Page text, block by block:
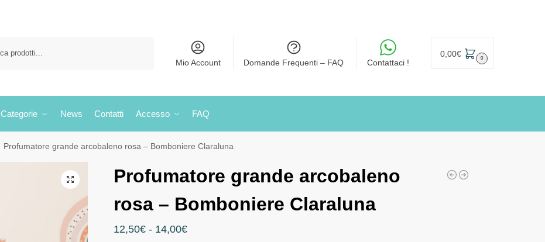
Mio Account Domande Frequenti – FAQ Contattaci !
0,00€ 0
Categorie News Contatti Accesso FAQ
Profumatore grande arcobaleno rosa – Bomboniere Claraluna
Profumatore grande arcobaleno
rosa – Bomboniere Claraluna
12,50€ - 14,00€